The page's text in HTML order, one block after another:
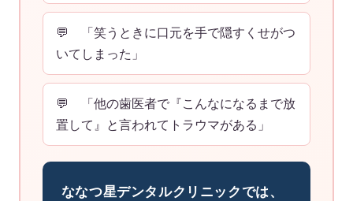
💬 「笑うときに口元を手で隠すくせがつ
いてしまった」
💬 「他の歯医者で『こんなになるまで放
置して』と言われてトラウマがある」
ななつ星デンタルクリニックでは、